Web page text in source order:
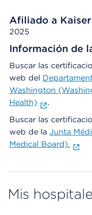
Afiliado a
2025
Información de
Buscar las
web del
Washington
Health)
.
Buscar las
web de la Junta
Medical Board).
Mis